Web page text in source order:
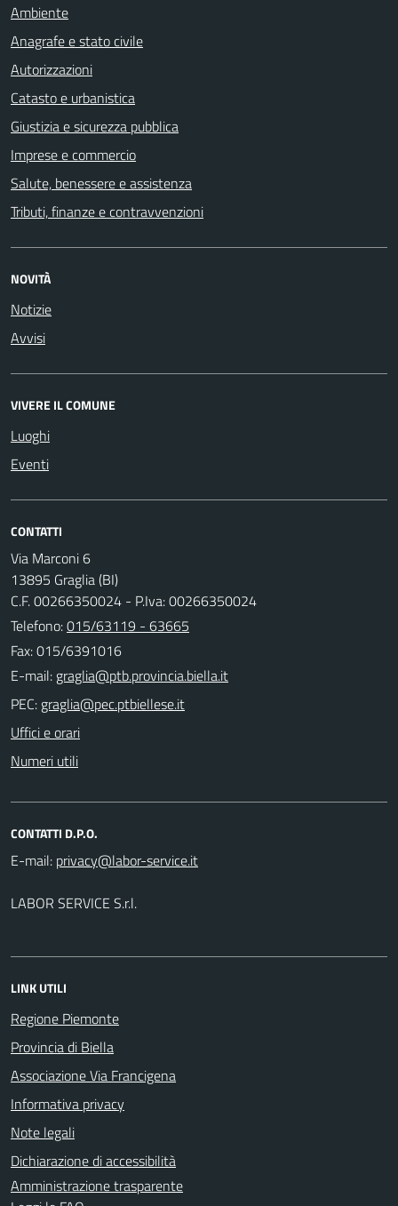
Ambiente
Anagrafe e stato civile
Autorizzazioni
Catasto e urbanistica
Giustizia e sicurezza pubblica
Imprese e commercio
Salute, benessere e assistenza
Tributi, finanze e contravvenzioni
NOVITÀ
Notizie
Avvisi
VIVERE IL COMUNE
Luoghi
Eventi
CONTATTI
Via Marconi 6
13895 Graglia (BI)
C.F. 00266350024 - P.Iva: 00266350024
Telefono:015/63119 - 63665
Fax: 015/6391016
E-mail:
PEC:
Uffici e orari
Numeri utili
CONTATTI D.P.O.
E-mail:
LABOR SERVICE S.r.l.
LINK UTILI
Regione Piemonte
Provincia di Biella
Associazione Via Francigena
Informativa privacy
Note legali
Dichiarazione di accessibilità
Amministrazione trasparente